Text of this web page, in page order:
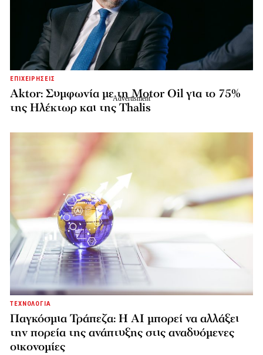
ΕΠΙΧΕΙΡΗΣΕΙΣ
Aktor: Συμφωνία με τη Motor Oil για το 75%
της Ηλέκτωρ και της Thalis
ΤΕΧΝΟΛΟΓΙΑ
Παγκόσμια Τράπεζα: Η AI μπορεί να αλλάξει
την πορεία της ανάπτυξης στις αναδυόμενες
οικονομίες